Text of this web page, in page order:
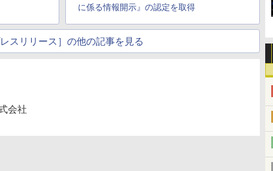
に係る情報開示』の認定を取得
レスリリース］の他の記事を見る
会社